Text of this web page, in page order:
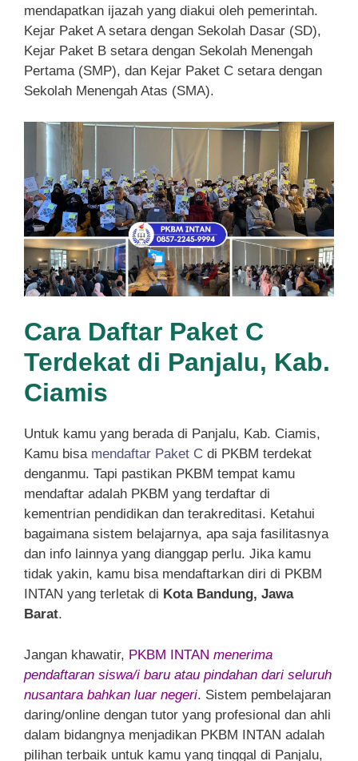
mendapatkan ijazah yang diakui oleh pemerintah.
Kejar Paket A setara dengan Sekolah Dasar (SD),
Kejar Paket B setara dengan Sekolah Menengah
Pertama (SMP), dan Kejar Paket C setara dengan
Sekolah Menengah Atas (SMA).
Cara Daftar Paket C
Terdekat di Panjalu, Kab.
Ciamis
Untuk kamu yang berada di Panjalu, Kab. Ciamis,
Kamu bisa mendaftar Paket C di PKBM terdekat
denganmu. Tapi pastikan PKBM tempat kamu
mendaftar adalah PKBM yang terdaftar di
kementrian pendidikan dan terakreditasi. Ketahui
bagaimana sistem belajarnya, apa saja fasilitasnya
dan info lainnya yang dianggap perlu. Jika kamu
tidak yakin, kamu bisa mendaftarkan diri di PKBM
INTAN yang terletak di Kota Bandung, Jawa
Barat.
Jangan khawatir, PKBM INTAN menerima
pendaftaran siswa/i baru atau pindahan dari seluruh
nusantara bahkan luar negeri. Sistem pembelajaran
daring/online dengan tutor yang profesional dan ahli
dalam bidangnya menjadikan PKBM INTAN adalah
pilihan terbaik untuk kamu yang tinggal di Panjalu,